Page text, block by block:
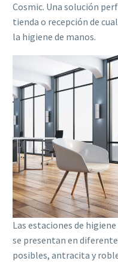
Cosmic. Una solución
tienda o recepción de
la higiene de manos.
Las estaciones de
se presentan en
posibles, antracita y